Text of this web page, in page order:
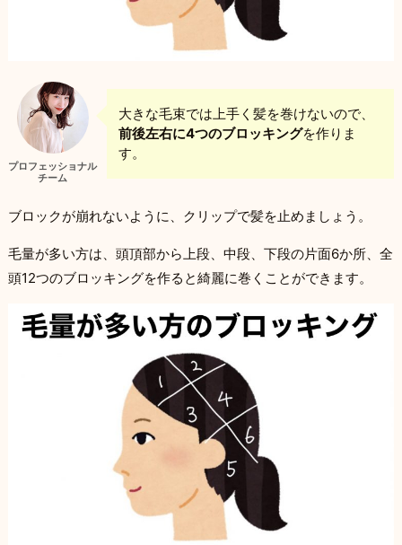
プロフェッショナル
チーム
大きな毛束では上手く髪を巻けないので、
前後左右に4つのブロッキングを作りま
す。
ブロックが崩れないように、クリップで髪を止めましょう。
毛量が多い方は、頭頂部から上段、中段、下段の片面6か所、全
頭12つのブロッキングを作ると綺麗に巻くことができます。